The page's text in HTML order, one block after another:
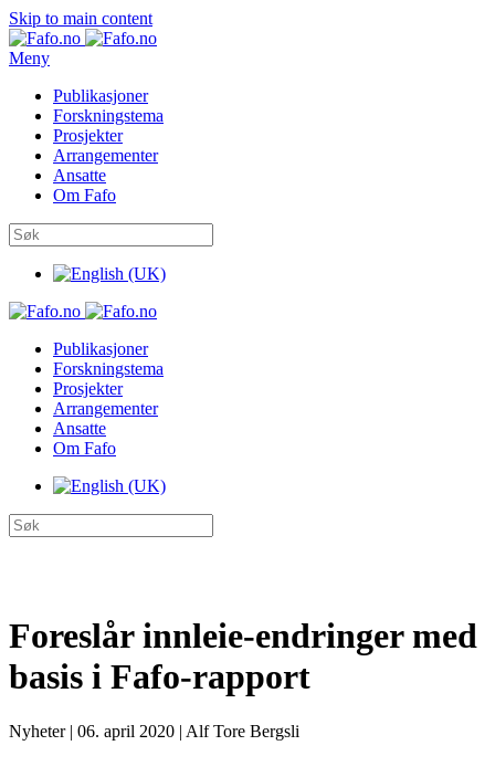
Skip to main content
Meny
Publikasjoner
Forskningstema
Prosjekter
Arrangementer
Ansatte
Om Fafo
Publikasjoner
Forskningstema
Prosjekter
Arrangementer
Ansatte
Om Fafo
Foreslår innleie-endringer med
basis i Fafo-rapport
Nyheter | 06. april 2020 | Alf Tore Bergsli